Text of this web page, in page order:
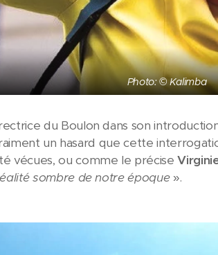
Photo: © Kalimba
du Boulon dans son
un hasard que cette
vécues, ou comme le précise
sombre de notre époque».